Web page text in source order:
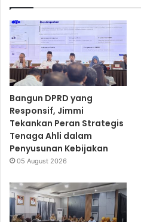
Bangun DPRD yang
Responsif, Jimmi
Tekankan Peran Strategis
Tenaga Ahli dalam
Penyusunan Kebijakan
05 August 2026